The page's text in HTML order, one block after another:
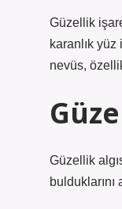
Güzellik
karanlık
nevüs,
Güzellik